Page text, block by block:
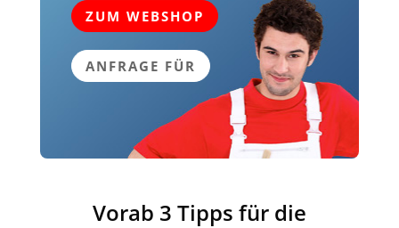
ZUM WEBSHOP
ANFRAGE FÜR
Vorab 3 Tipps für die